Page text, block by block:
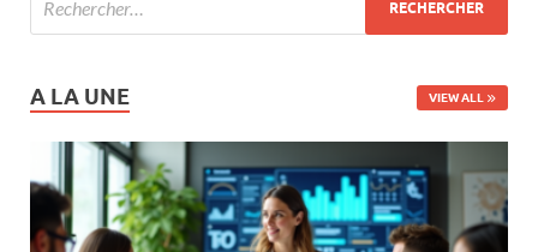
A LA UNE VIEW ALL